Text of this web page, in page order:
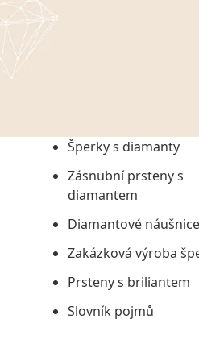
Šperky s diamanty
Zásnubní prsteny s
diamantem
Diamantové náušnice
Zakázková výroba
Prsteny s briliantem
Slovník pojmů